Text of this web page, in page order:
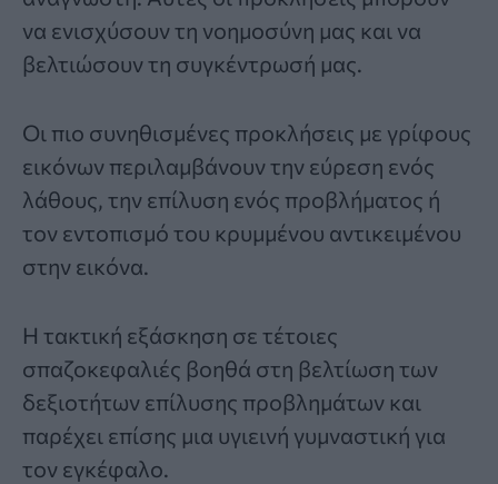
να ενισχύσουν τη νοημοσύνη μας και να
βελτιώσουν τη συγκέντρωσή μας.
Οι πιο συνηθισμένες προκλήσεις με γρίφους
εικόνων περιλαμβάνουν την εύρεση ενός
λάθους, την επίλυση ενός προβλήματος ή
τον εντοπισμό του κρυμμένου αντικειμένου
στην εικόνα.
Η τακτική εξάσκηση σε τέτοιες
σπαζοκεφαλιές βοηθά στη βελτίωση των
δεξιοτήτων επίλυσης προβλημάτων και
παρέχει επίσης μια υγιεινή γυμναστική για
τον εγκέφαλο.